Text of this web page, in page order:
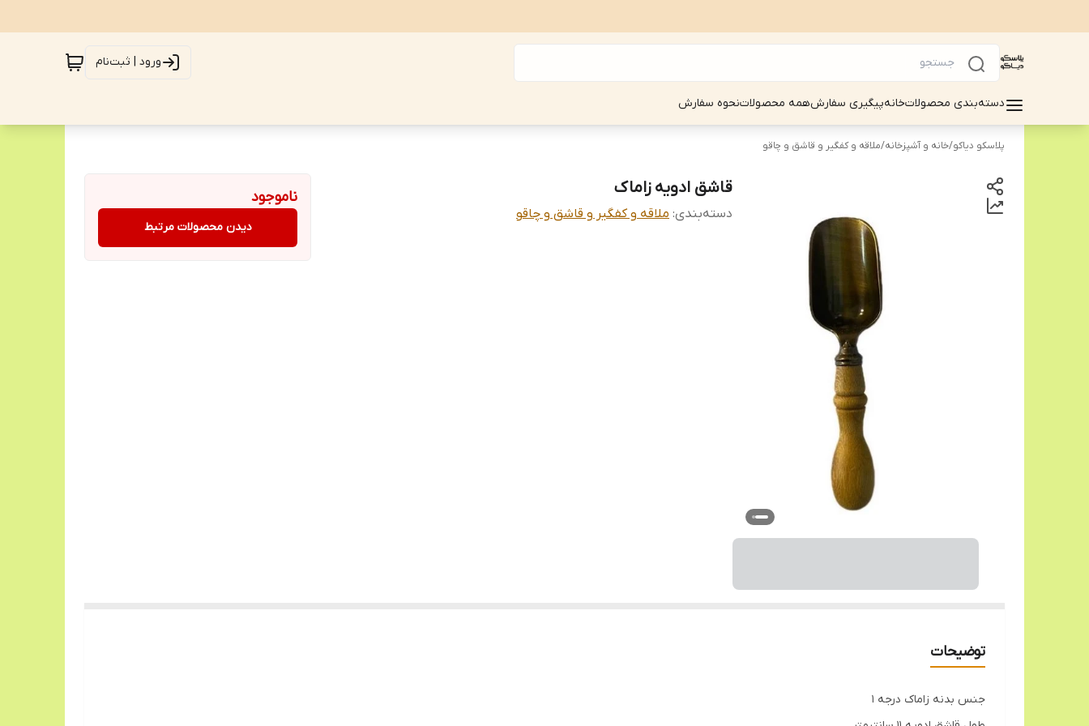
ورود | ثبت‌نام
دسته‌بندی محصولاتخانهپیگیری سفارشهمه محصولاتنحوه سفارش
پلاسکو دیاکو/خانه و آشپزخانه/ملاقه و کفگیر و قاشق و چاقو
قاشق ادویه زاماک
دسته‌بندی: ملاقه و کفگیر و قاشق و چاقو
ناموجود
دیدن محصولات مرتبط
توضیحات
جنس بدنه زاماک درجه 1